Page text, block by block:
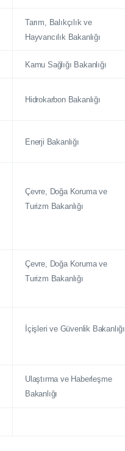
Tarım, Balıkçılık ve
Hayvancılık Bakanlığı
Kamu Sağlığı Bakanlığı
Hidrokarbon Bakanlığı
Enerji Bakanlığı
Çevre, Doğa Koruma ve
Turizm Bakanlığı
Çevre, Doğa Koruma ve
Turizm Bakanlığı
İçişleri ve Güvenlik Bakanlığı
Ulaştırma ve Haberleşme
Bakanlığı